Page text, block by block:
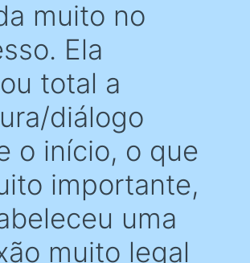
muito no
Ela
total a
diálogo
o início, o que
importante,
uma
muito legal